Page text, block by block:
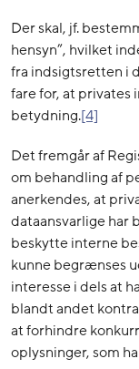
Der skal, jf.
hensyn”, hvilket
fra indsigtsretten i
fare for, at privates
betydning.[4]
Det fremgår af
om behandling af
anerkendes, at
dataansvarlige har
beskytte interne
kunne begrænses
interesse i dels at
blandt andet
at forhindre
oplysninger, som